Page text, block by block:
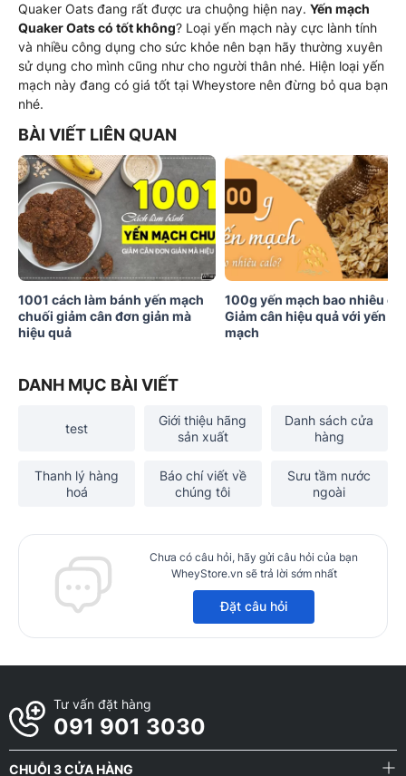
Quaker Oats đang rất được ưa chuộng hiện nay. Yến mạch
Quaker Oats có tốt không? Loại yến mạch này cực lành tính
và nhiều công dụng cho sức khỏe nên bạn hãy thường xuyên
sử dụng cho mình cũng như cho người thân nhé. Hiện loại yến
mạch này đang có giá tốt tại Wheystore nên đừng bỏ qua bạn
nhé.
BÀI VIẾT LIÊN QUAN
1001 cách làm bánh yến mạch
chuối giảm cân đơn giản mà
hiệu quả
100g yến mạch bao nhiêu
Giảm cân hiệu quả với yến
mạch
DANH MỤC BÀI VIẾT
test
Giới thiệu hãng
sản xuất
Danh sách cửa
hàng
Thanh lý hàng
hoá
Báo chí viết về
chúng tôi
Sưu tầm nước
ngoài
Chưa có câu hỏi, hãy gửi câu hỏi của bạn
WheyStore.vn sẽ trả lời sớm nhất
Đặt câu hỏi
Tư vấn đặt hàng
091 901 3030
CHUỖI 3 CỬA HÀNG